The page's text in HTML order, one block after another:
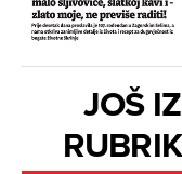
JOŠ IZ